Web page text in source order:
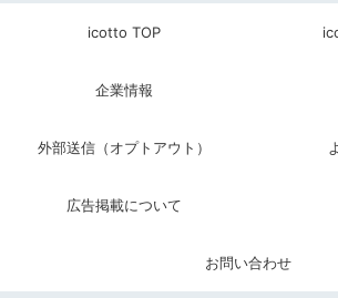
icotto TOP
企業情報
外部送信（オプトアウト）
広告掲載について
お問い合わせ